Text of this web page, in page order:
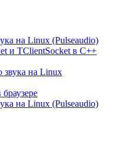
на Linux (Pulseaudio)
и TClientSocket в C++
звука на Linux
на Linux (Pulseaudio)